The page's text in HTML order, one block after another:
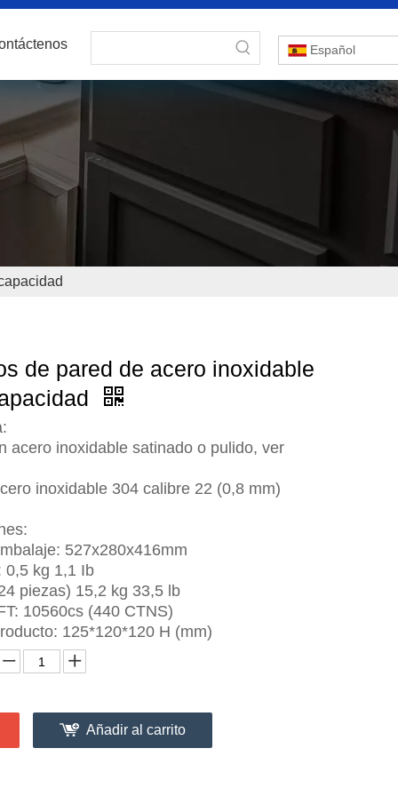
Español
de pared de acero inoxidable
acero inoxidable satinado o pulido, ver
inoxidable 304 calibre 22 (0,8 mm)
527x280x416mm
0,5 kg 1,1 Ib
piezas) 15,2 kg 33,5 lb
10560cs (440 CTNS)
125*120*120 H (mm)
Añadir al carrito